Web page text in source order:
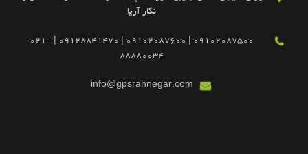
نگار آریا
09102087500 | 09102087600 | 09128841470 | 021-
88880034
info@gpsrahnegar.com